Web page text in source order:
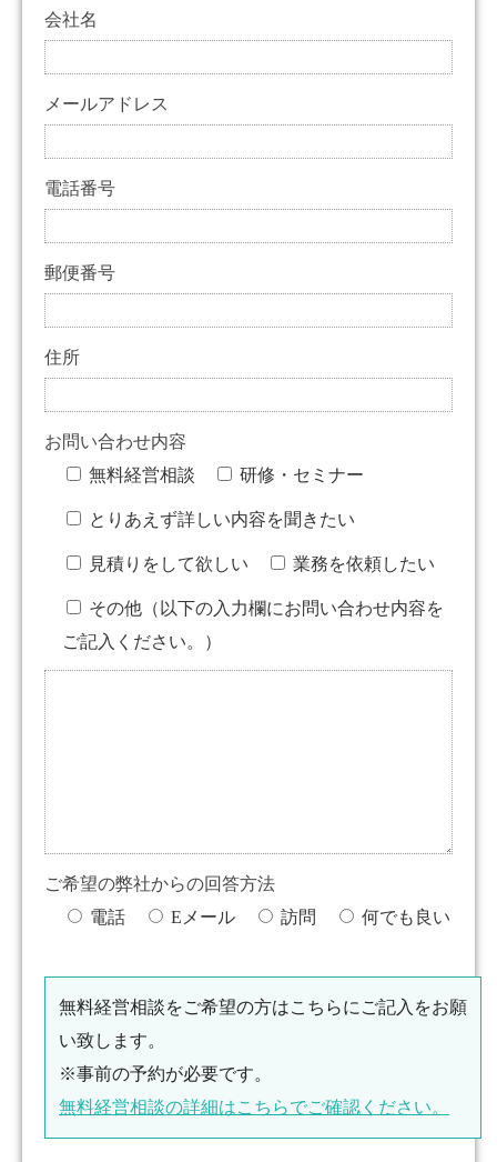
会社名
メールアドレス
電話番号
郵便番号
住所
お問い合わせ内容
無料経営相談
研修・セミナー
とりあえず詳しい内容を聞きたい
見積りをして欲しい 業務を依頼したい
その他（以下の入力欄にお問い合わせ内容を
ご記入ください。）
ご希望の弊社からの回答方法
電話
Eメール 訪問 何でも良い
無料経営相談をご希望の方はこちらにご記入をお願
い致します。
※事前の予約が必要です。
無料経営相談の詳細はこちらでご確認ください。